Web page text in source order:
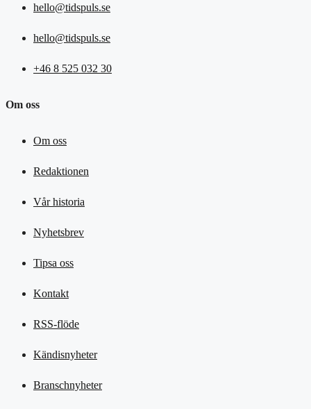
hello@tidspuls.se
hello@tidspuls.se
+46 8 525 032 30
Om oss
Om oss
Redaktionen
Vår historia
Nyhetsbrev
Tipsa oss
Kontakt
RSS-flöde
Kändisnyheter
Branschnyheter